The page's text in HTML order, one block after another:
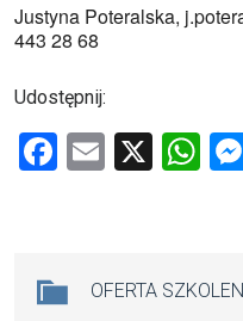
Justyna Poteralska,
443 28 68
Udostępnij:
F
o
E
X
W
A
OFERTA